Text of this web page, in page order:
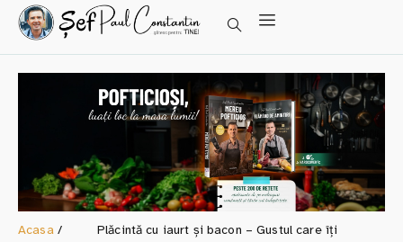
Acasa/
Plăcintă cu iaurt și bacon – Gustul care îți